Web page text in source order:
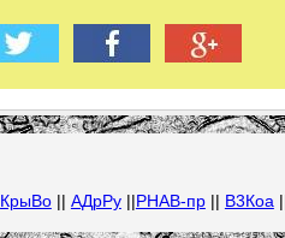
КрыВо|| АДрРу||РНАВ-пр|| В3Коа